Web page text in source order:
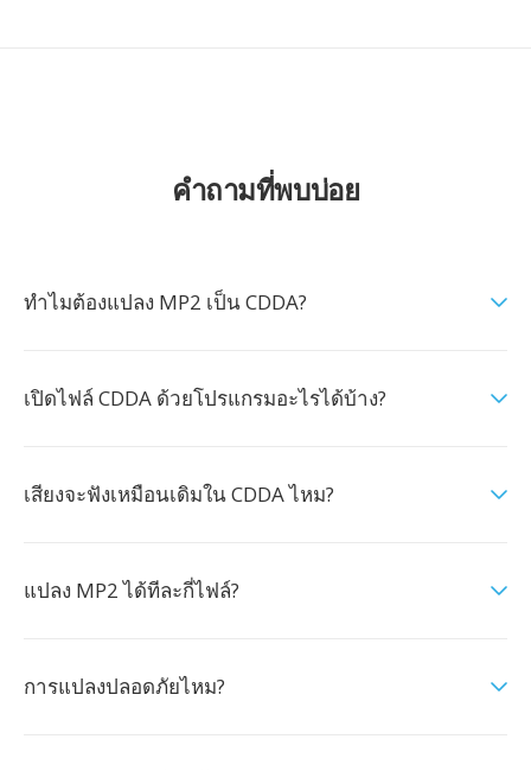
คำถามที่พบบ่อย
ทำไมต้องแปลง MP2 เป็น CDDA?
เปิดไฟล์ CDDA ด้วยโปรแกรมอะไรได้บ้าง?
เสียงจะฟังเหมือนเดิมใน CDDA ไหม?
แปลง MP2 ได้ทีละกี่ไฟล์?
การแปลงปลอดภัยไหม?